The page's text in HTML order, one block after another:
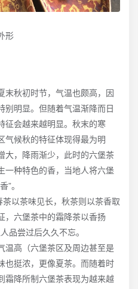
形
末秋初时节，气温也颇高，因
别明显。但随着气温渐降而日
征会越来越明显。秋末的寒
气候秋的特征体现得最为明
大，降雨渐少，此时的六堡茶
一种特色的香，当地人将六堡
”。
以茶味见长，秋茶则以茶香取
，六堡茶中的霜降茶以香扬
品尝过后久久不忘。
温高（六堡茶区及周边甚至是
也挺浓，更像夏茶。而随着时
霜降所制六堡茶表现为越来越